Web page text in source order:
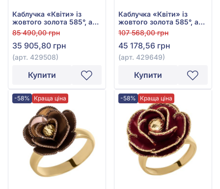
Каблучка «Квіти» із
жовтого золота 585°, арт.
429508
85 490,00 грн
35 905,80 грн
(арт. 429508)
Купити
Каблучка «Квіти» із
жовтого золота 585°, арт.
429649
107 568,00 грн
45 178,56 грн
(арт. 429649)
Купити
-58% Краща ціна -58% Краща ціна